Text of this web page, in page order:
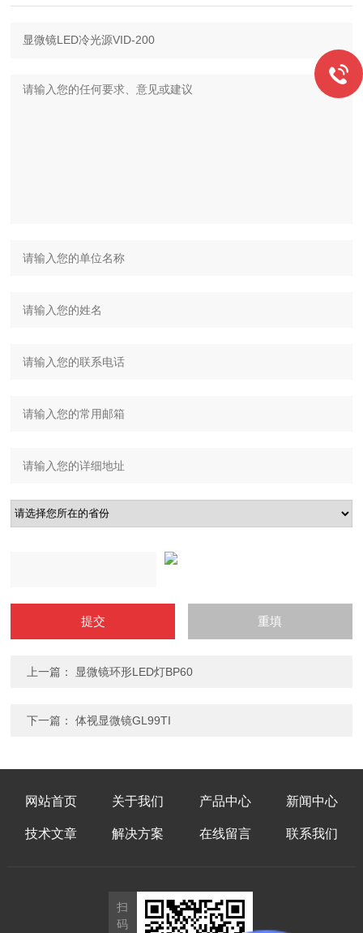
上一篇： 显微镜环形LED灯BP60
下一篇：体视显微镜GL99TI
网站首页 关于我们 产品中心 新闻中心
技术文章 解决方案 在线留言 联系我们
扫
码